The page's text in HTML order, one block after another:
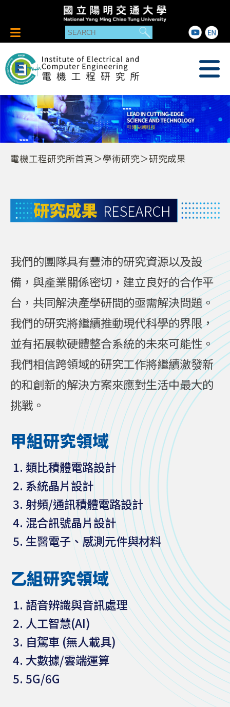
電機工程研究所首頁＞學術研究＞研究成果
研究成果 RESEARCH
我們的團隊具有豐沛的研究資源以及設
備，與產業關係密切，建立良好的合作平
台，共同解決產學研間的亟需解決問題。
我們的研究將繼續推動現代科學的界限，
並有拓展軟硬體整合系統的未來可能性。
我們相信跨領域的研究工作將繼續激發新
的和創新的解決方案來應對生活中最大的
挑戰。
甲組研究領域
類比積體電路設計
系統晶片設計
射頻/通訊積體電路設計
混合訊號晶片設計
生醫電子、感測元件與材料
乙組研究領域
語音辨識與音訊處理
人工智慧(AI)
自駕車 (無人載具)
大數據/雲端運算
5G/6G